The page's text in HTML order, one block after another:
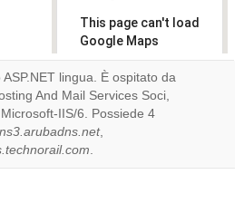
This page can't load
Google Maps
correctly.
Do you
own this
website?
lingua. È ospitato da
And Mail Services Soci,
IIS/6. Possiede 4
,
.